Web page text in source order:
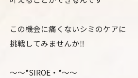
この機会に痛くないシミのケアに
挑戦してみませんか‼️
〜〜*SIROE・*〜〜